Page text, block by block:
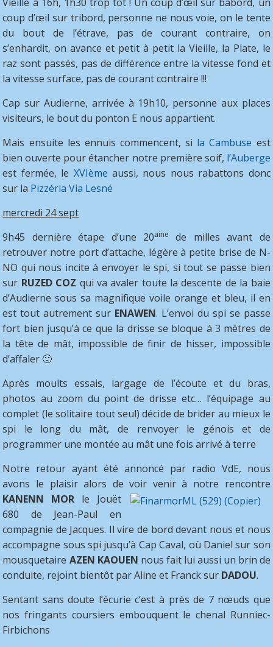
coup d’œil sur tribord, personne ne nous voie, on le tente
du bout de l’étrave, pas de courant contraire, on
s’enhardit, on avance et petit à petit la Vieille, la Plate, le
raz sont passés, pas de différence entre la vitesse fond et
la vitesse surface, pas de courant contraire !!!
Cap sur Audierne, arrivée à 19h10, personne aux places
visiteurs, le bout du ponton E nous appartient.
Mais ensuite les ennuis commencent, si la Cambuse est
bien ouverte pour étancher notre première soif, l’Auberge
est fermée, le XVIème aussi, nous nous rabattons donc
sur la Pizzéria Via Lesné
mercredi 24 sept
9h45 dernière étape d’une 20aine
de milles avant de
retrouver notre port d’attache, légère à petite brise de N-
NO qui nous incite à envoyer le spi, si tout se passe bien
sur RUZED COZ qui va avaler toute la descente de la baie
d’Audierne sous sa magnifique voile orange et bleu, il en
est tout autrement sur ENAWEN. L’envoi du spi se passe
fort bien jusqu’à ce que la drisse se bloque à 3 mètres de
la tête de mât, impossible de finir de hisser, impossible
d’affaler 🙁
Après moults essais, largage de l’écoute et du bras,
photos au zoom du point de drisse etc… l’équipage au
complet (le solitaire tout seul) décide de brider au mieux le
spi le long du mât, de renvoyer le génois et de
programmer une montée au mât une fois arrivé à terre
Notre retour ayant été annoncé par radio VdE, nous
avons le plaisir alors de voir venir à notre rencontre
KANENN MOR le Jouët
680 de Jean-Paul en
compagnie de Jacques. Il vire de bord devant nous et nous
accompagne sous spi jusqu’à Cap Caval, où Daniel sur son
mousquetaire AZEN KAOUEN nous fait lui aussi un brin de
conduite, rejoint bientôt par Aline et Franck sur DADOU.
Sentant sans doute l’écurie c’est à près de 7 nœuds que
nos fringants coursiers embouquent le chenal Runniec-
Firbichons